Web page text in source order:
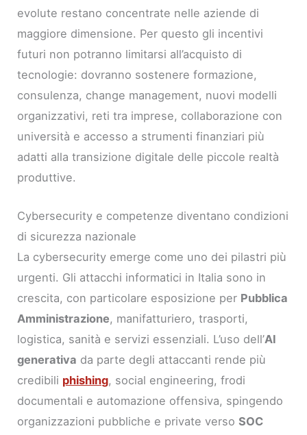
evolute restano concentrate nelle aziende di
maggiore dimensione. Per questo gli incentivi
futuri non potranno limitarsi all’acquisto di
tecnologie: dovranno sostenere formazione,
consulenza, change management, nuovi modelli
organizzativi, reti tra imprese, collaborazione con
università e accesso a strumenti finanziari più
adatti alla transizione digitale delle piccole realtà
produttive.
Cybersecurity e competenze diventano condizioni
di sicurezza nazionale
La cybersecurity emerge come uno dei pilastri più
urgenti. Gli attacchi informatici in Italia sono in
crescita, con particolare esposizione per Pubblica
Amministrazione, manifatturiero, trasporti,
logistica, sanità e servizi essenziali. L’uso dell’AI
generativa da parte degli attaccanti rende più
credibili phishing, social engineering, frodi
documentali e automazione offensiva, spingendo
organizzazioni pubbliche e private versoSOC